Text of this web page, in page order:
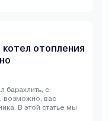
отопления
барахлить, с
возможно, вас
В этой статье мы